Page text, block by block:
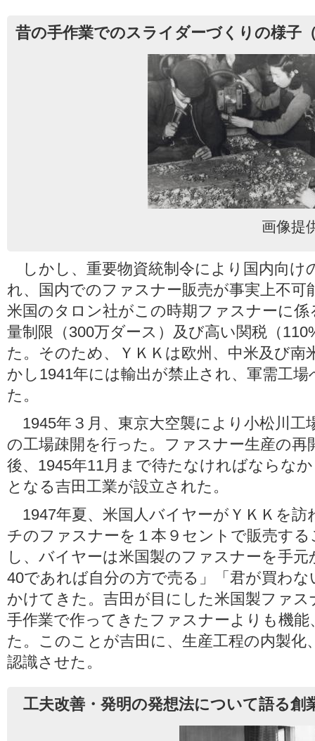
昔の手作業でのスライダーづくりの様子
画像提
しかし、重要物資統制令により国内向け
れ、国内でのファスナー販売が事実上不
米国のタロン社がこの時期ファスナーに
量制限（300万ダース）及び高い関税（
た。そのため、ＹＫＫは欧州、中米及び南
かし1941年には輸出が禁止され、軍需工
た。
1945年３月、東京大空襲により小松川工
の工場疎開を行った。ファスナー生産の再
後、1945年11月まで待たなければならな
となる吉田工業が設立された。
1947年夏、米国人バイヤーがＹＫＫを訪
チのファスナーを１本９セントで販売す
し、バイヤーは米国製のファスナーを手
40であれば自分の方で売る」「君が買わ
かけてきた。吉田が目にした米国製ファ
手作業で作ってきたファスナーよりも機
た。このことが吉田に、生産工程の内製化
認識させた。
工夫改善・発明の発想法について語る創